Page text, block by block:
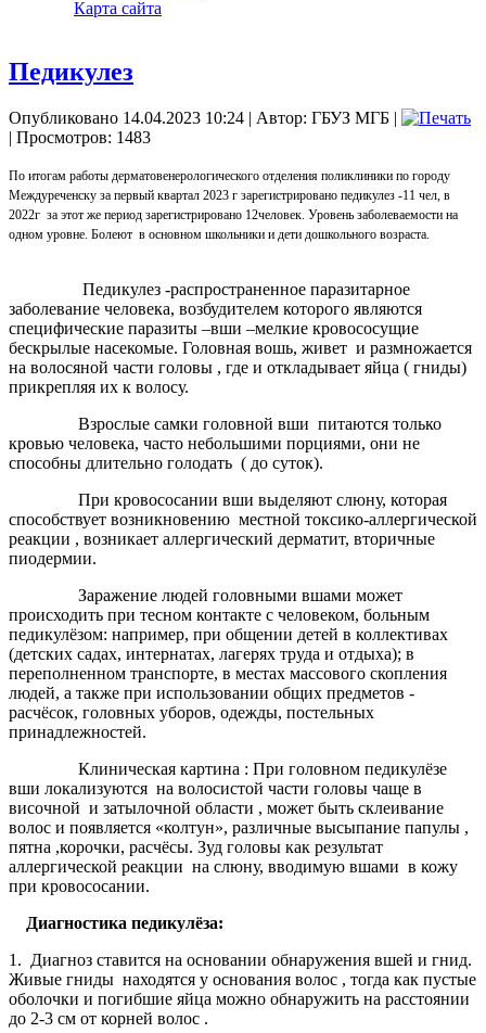
Карта сайта
Педикулез
Опубликовано 14.04.2023 10:24 | Автор: ГБУЗ МГБ |
| Просмотров: 1483
По итогам работы дерматовенерологического отделения поликлиники по городу
Междуреченску за первый квартал 2023 г зарегистрировано педикулез -11 чел, в
2022г за этот же период зарегистрировано 12человек. Уровень заболеваемости на
одном уровне. Болеют в основном школьники и дети дошкольного возраста.
Педикулез -распространенное паразитарное
заболевание человека, возбудителем которого являются
специфические паразиты –вши –мелкие кровососущие
бескрылые насекомые. Головная вошь, живет и размножается
на волосяной части головы , где и откладывает яйца ( гниды)
прикрепляя их к волосу.
Взрослые самки головной вши питаются только
кровью человека, часто небольшими порциями, они не
способны длительно голодать ( до суток).
При кровососании вши выделяют слюну, которая
способствует возникновению местной токсико-аллергической
реакции , возникает аллергический дерматит, вторичные
пиодермии.
Заражение людей головными вшами может
происходить при тесном контакте с человеком, больным
педикулёзом: например, при общении детей в коллективах
(детских садах, интернатах, лагерях труда и отдыха); в
переполненном транспорте, в местах массового скопления
людей, а также при использовании общих предметов -
расчёсок, головных уборов, одежды, постельных
принадлежностей.
Клиническая картина : При головном педикулёзе
вши локализуются на волосистой части головы чаще в
височной и затылочной области , может быть склеивание
волос и появляется «колтун», различные высыпание папулы ,
пятна ,корочки, расчёсы. Зуд головы как результат
аллергической реакции на слюну, вводимую вшами в кожу
при кровососании.
Диагностика педикулёза:
1. Диагноз ставится на основании обнаружения вшей и гнид.
Живые гниды находятся у основания волос , тогда как пустые
оболочки и погибшие яйца можно обнаружить на расстоянии
до 2-3 см от корней волос .